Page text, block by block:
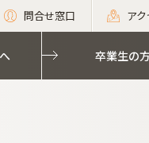
問合せ窓口 ア
卒業生の